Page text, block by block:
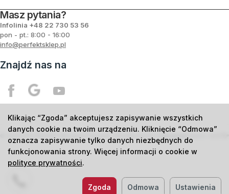
Masz pytania?
Infolinia +48 22 730 53 56
pon - pt.: 8:00 - 16:00
info@perfektsklep.pl
Znajdź nas na
Klikając “Zgoda” akceptujesz zapisywanie wszystkich
danych cookie na twoim urządzeniu. Kliknięcie “Odmowa”
oznacza zapisywanie tylko danych niezbędnych do
funkcjonowania strony. Więcej informacji o cookie w
polityce prywatności.
Ustawienia
Odmowa
Zgoda